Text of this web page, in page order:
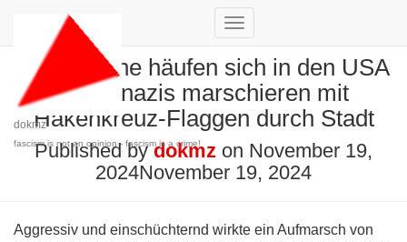
dokmz
fascism is not an opinion - fascism is a crime!
Toggle
Navigation
Aufmärsche häufen sich in den USA
– Neonazis marschieren mit
Hakenkreuz-Flaggen durch Stadt
Published bydokmz on November 19,
2024November 19, 2024
Aggressiv und einschüchternd wirkte ein Aufmarsch von